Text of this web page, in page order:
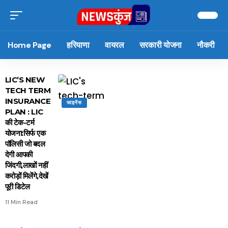
Home Page हरियाणा वायरल सरकारी योजना नौकरी
फाइनेंस
LIC’S NEW
TECH TERM
INSURANCE
PLAN : LIC
की टेक-टर्म
योजना:सिर्फ एक
पॉलिसी जो बदल
देगी आपकी
जिंदगी,लाखों नहीं
करोड़ों मिलेंगे,देखें
पूरी डिटेल
11 Min Read
15 नवंबर से लागू होंगे